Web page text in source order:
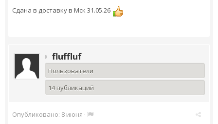
Сдана в доставку в Мск 31.05.26
fluffluf
Пользователи
14 публикаций
Опубликовано: 8 июня ·